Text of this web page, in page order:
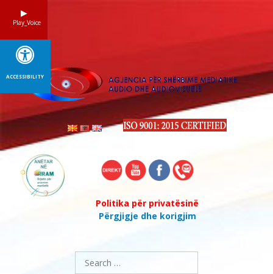
Politika për privatësinë
Përgjigje dhe korigjim
Search
for:
Play_Voice
ACCESSIBILITY